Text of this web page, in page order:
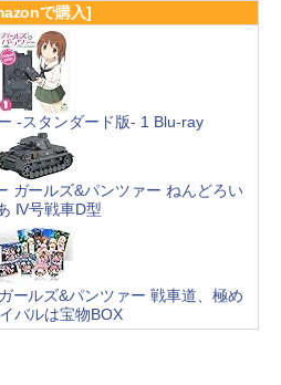
で購入]
-スタンダード版- 1 Blu-ray
ガールズ&パンツァー ねんどろい
IV号戦車D型
ールズ&パンツァー 戦車道、極め
バルは宝物BOX